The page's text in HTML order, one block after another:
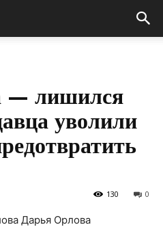
— лишился
уволили
0
130
Дарья Орлова